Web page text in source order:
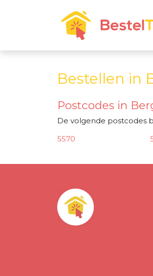
Bestellen in
Postcodes in
De volgende postcodes
5570